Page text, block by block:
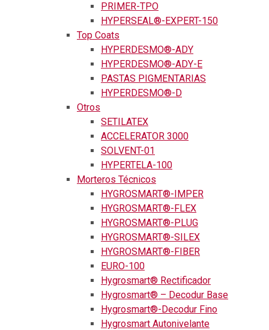
PRIMER-TPO
HYPERSEAL®-EXPERT-150
Top Coats
HYPERDESMO®-ADY
HYPERDESMO®-ADY-E
PASTAS PIGMENTARIAS
HYPERDESMO®-D
Otros
SETILATEX
ACCELERATOR 3000
SOLVENT-01
HYPERTELA-100
Morteros Técnicos
HYGROSMART®-IMPER
HYGROSMART®-FLEX
HYGROSMART®-PLUG
HYGROSMART®-SILEX
HYGROSMART®-FIBER
EURO-100
Hygrosmart® Rectificador
Hygrosmart® – Decodur Base
Hygrosmart®-Decodur Fino
Hygrosmart Autonivelante